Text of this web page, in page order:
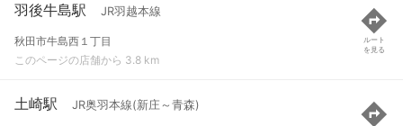
羽後牛島駅 JR羽越本線
秋田市牛島西１丁目
このページの店舗から 3.8 km
ルート
を見る
土崎駅 JR奥羽本線(新庄～青森)